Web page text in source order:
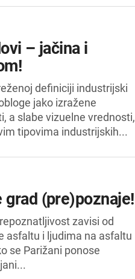
– jačina i
definiciji industrijski
jako izražene
a slabe vizuelne vrednosti,
tipovima industrijskih...
(pre)poznaje!
zavisi od
asfaltu i ljudima na asfaltu
se Parižani ponose